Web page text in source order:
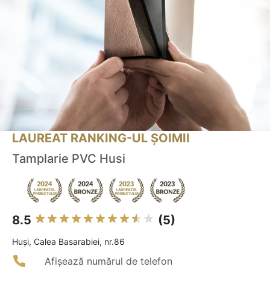
LAUREAT RANKING-UL ȘOIMII
Tamplarie PVC Husi
8.5 (5)
Huşi, Calea Basarabiei, nr.86
Afișează numărul de telefon